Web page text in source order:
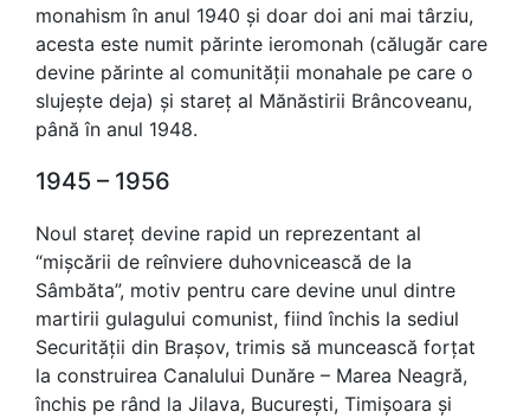
monahism în anul 1940 și doar doi ani mai târziu,
acesta este numit părinte ieromonah (călugăr care
devine părinte al comunității monahale pe care o
slujește deja) și stareț al Mănăstirii Brâncoveanu,
până în anul 1948.
1945 – 1956
Noul stareț devine rapid un reprezentant al
“mișcării de reînviere duhovnicească de la
Sâmbăta”, motiv pentru care devine unul dintre
martirii gulagului comunist, fiind închis la sediul
Securității din Brașov, trimis să muncească forțat
la construirea Canalului Dunăre – Marea Neagră,
închis pe rând la Jilava, București, Timișoara și